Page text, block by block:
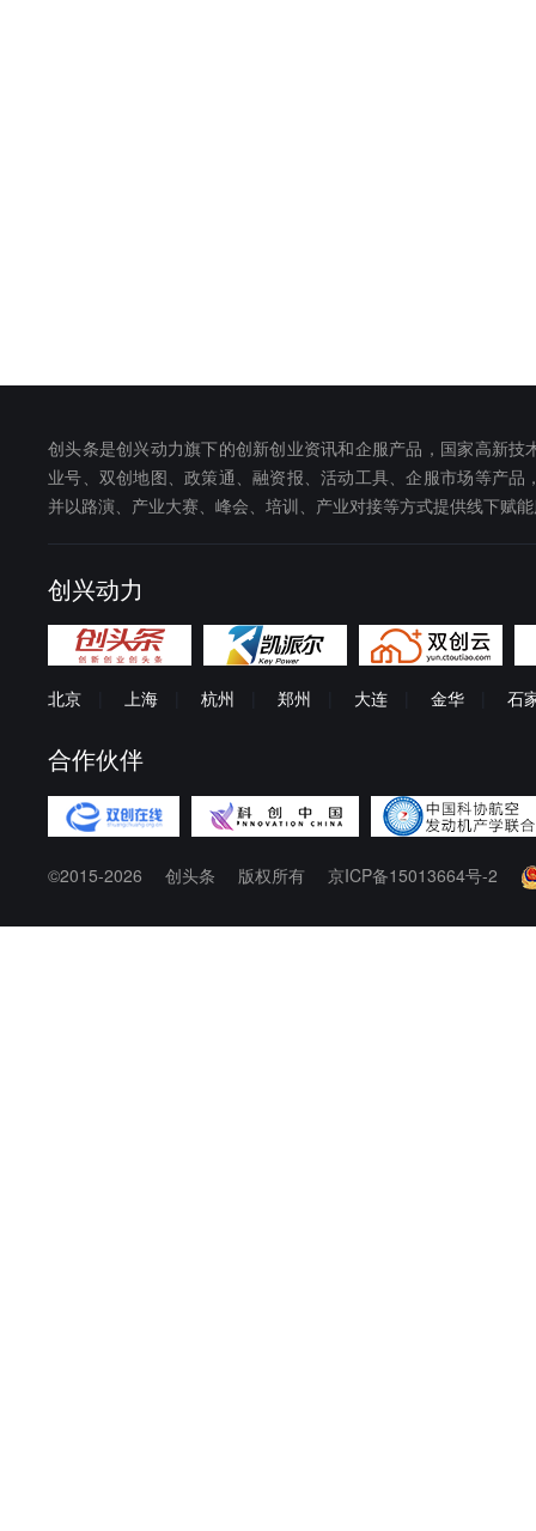
创头条是创兴动力旗下的创新创业资讯和企服产品，国家高新
业号、双创地图、政策通、融资报、活动工具、企服市场等产
并以路演、产业大赛、峰会、培训、产业对接等方式提供线下赋
创兴动力
北京 上海 杭州 郑州 大连 金华 石
合作伙伴
©2015-2026 创头条 版权所有 京ICP备15013664号-2